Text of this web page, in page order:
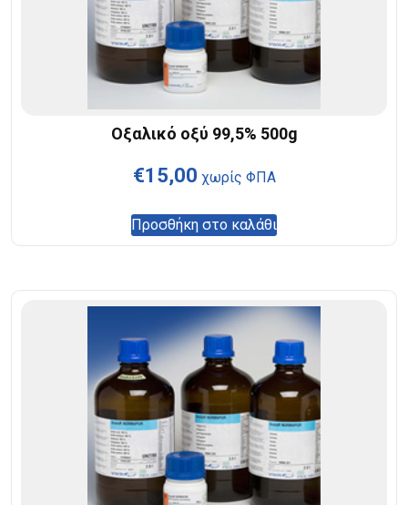
Οξαλικό οξύ 99,5% 500g
€15,00 χωρίς ΦΠΑ
Προσθήκη στο καλάθι